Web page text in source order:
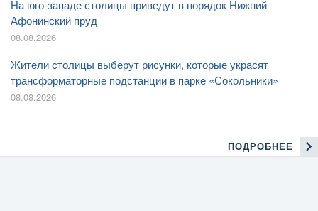
На юго-западе столицы приведут в порядок Нижний
Афонинский пруд
08.08.2026
Жители столицы выберут рисунки, которые украсят
трансформаторные подстанции в парке «Сокольники»
08.08.2026
ПОДРОБНЕЕ